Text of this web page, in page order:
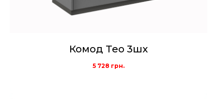
Комод Тео 3шх
5 728 грн.